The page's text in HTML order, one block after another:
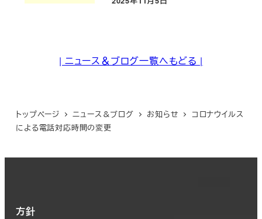
投稿日
| ニュース＆ブログ一覧へもどる |
トップページ ニュース＆ブログ お知らせ
コロナウイルス
による電話対応時間の変更
方針